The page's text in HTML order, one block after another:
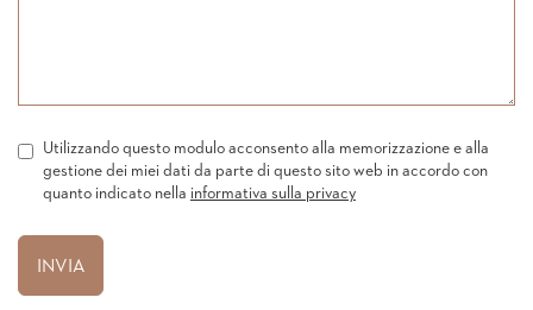
Utilizzando questo modulo acconsento alla memorizzazione e alla
gestione dei miei dati da parte di questo sito web in accordo con
quanto indicato nella informativa sulla privacy